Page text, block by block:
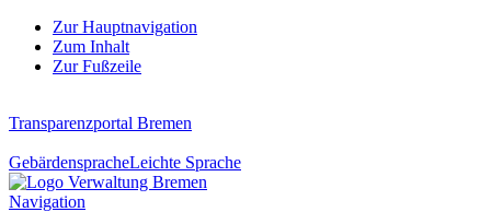
Zur Hauptnavigation
Zum Inhalt
Zur Fußzeile
Transparenzportal Bremen
GebärdenspracheLeichte Sprache
Navigation